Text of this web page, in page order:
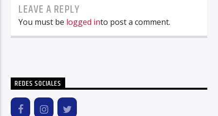
LEAVE A REPLY
You must be logged into post a comment.
REDES SOCIALES